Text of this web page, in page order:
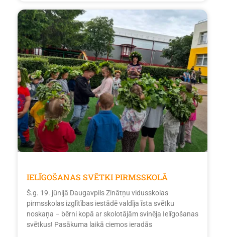
IELĪGOŠANAS SVĒTKI PIRMSSKOLĀ
Š.g. 19. jūnijā Daugavpils Zinātņu vidusskolas
pirmsskolas izglītības iestādē valdīja īsta svētku
noskaņa – bērni kopā ar skolotājām svinēja Ielīgošanas
svētkus! Pasākuma laikā ciemos ieradās